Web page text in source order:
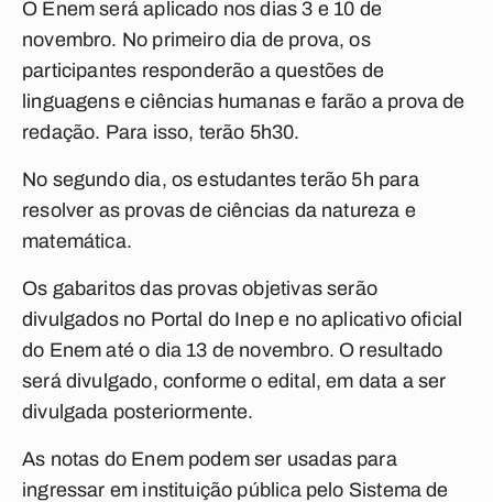
O Enem será aplicado nos dias 3 e 10 de
novembro. No primeiro dia de prova, os
participantes responderão a questões de
linguagens e ciências humanas e farão a prova de
redação. Para isso, terão 5h30.
No segundo dia, os estudantes terão 5h para
resolver as provas de ciências da natureza e
matemática.
Os gabaritos das provas objetivas serão
divulgados no Portal do Inep e no aplicativo oficial
do Enem até o dia 13 de novembro. O resultado
será divulgado, conforme o edital, em data a ser
divulgada posteriormente.
As notas do Enem podem ser usadas para
ingressar em instituição pública pelo Sistema de